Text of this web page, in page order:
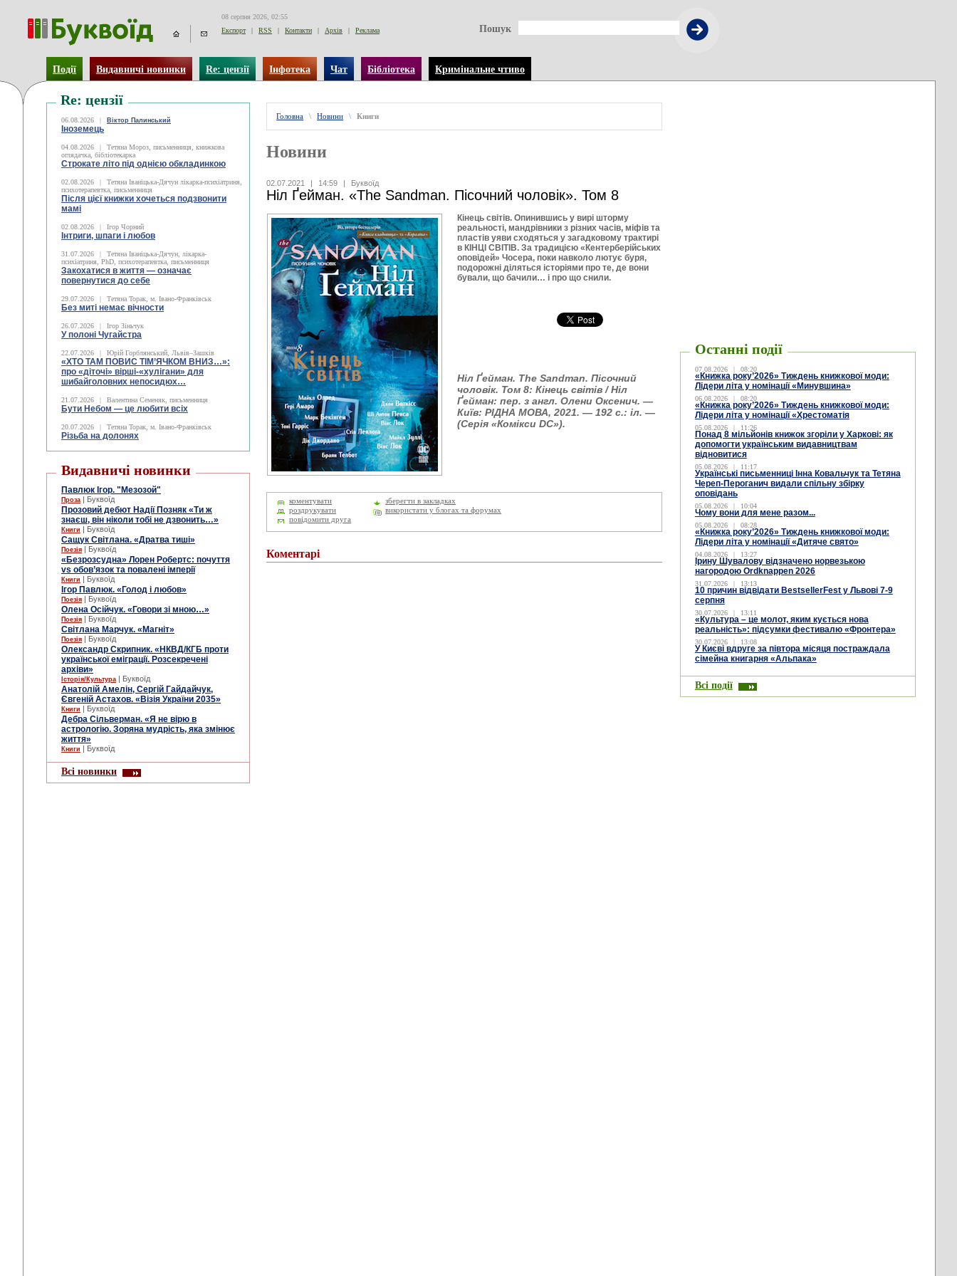
08 серпня 2026, 02:55
Експорт
| RSS | Контакти | Архів | Реклама Пошук
Події Видавничі новинки Re: цензії Інфотека Чат Бібліотека Кримінальне чтиво
Re: цензії
06.08.2026 | Віктор Палинський
Іноземець
04.08.2026 |
Тетяна Мороз, письменниця, книжкова
оглядачка, бібліотекарка
Строкате літо під однією обкладинкою
02.08.2026 |
Тетяна Іваніцька-Дячун лікарка-психіатриня,
психотерапевтка, письменниця
Після цієї книжки хочеться подзвонити
мамі
02.08.2026 | Ігор Чорний
Інтриги, шпаги і любов
31.07.2026 |
Тетяна Іваніцька-Дячун, лікарка-
психіатриня, PhD, психотерапевтка, письменниця
Закохатися в життя — означає
повернутися до себе
29.07.2026 | Тетяна Торак, м. Івано-Франківськ
Без миті немає вічности
26.07.2026 | Ігор Зіньчук
У полоні Чугайстра
22.07.2026 | Юрій Горблянський, Львів–Зашків
«ХТО ТАМ ПОВИС ТІМ’ЯЧКОМ ВНИЗ…»:
про «діточі» вірші-«хулігани» для
шибайголовних непосидюх…
21.07.2026 | Валентина Семеняк, письменниця
Бути Небом ― це любити всіх
20.07.2026 | Тетяна Торак, м. Івано-Франківськ
Різьба на долонях
Видавничі новинки
Павлюк Ігор. "Мезозой"
Проза | Буквоїд
Прозовий дебют Надії Позняк «Ти ж
знаєш, він ніколи тобі не дзвонить…»
Книги | Буквоїд
Сащук Світлана. «Дратва тиші»
Поезія | Буквоїд
«Безрозсудна» Лорен Робертс: почуття
vs обов’язок та повалені імперії
Книги | Буквоїд
Ігор Павлюк. «Голод і любов»
Поезія | Буквоїд
Олена Осійчук. «Говори зі мною…»
Поезія | Буквоїд
Світлана Марчук. «Магніт»
Поезія | Буквоїд
Олександр Скрипник. «НКВД/КГБ проти
української еміграції. Розсекречені
архіви»
Історія/Культура | Буквоїд
Анатолій Амелін, Сергій Гайдайчук,
Євгеній Астахов. «Візія України 2035»
Книги | Буквоїд
Дебра Сільверман. «Я не вірю в
астрологію. Зоряна мудрість, яка змінює
життя»
Книги | Буквоїд
Всі новинки
Головна \ Новини \ Книги
Новини
02.07.2021 | 14:59 | Буквоїд
Ніл Ґейман. «The Sandman. Пісочний чоловік». Том 8
Кінець світів. Опинившись у вирі шторму
реальності, мандрівники з різних часів, міфів та
пластів уяви сходяться у загадковому трактирі
в КІНЦІ СВІТІВ. За традицією «Кентерберійських
оповідей» Чосера, поки навколо лютує буря,
подорожні діляться історіями про те, де вони
бували, що бачили… і про що снили.
Ніл Ґейман. The Sandman. Пісочний
чоловік. Том 8: Кінець світів / Ніл
Ґейман: пер. з англ. Олени Оксенич. —
Київ: РІДНА МОВА, 2021. — 192 с.: іл. —
(Серія «Комікси DC»).
коментувати
зберегти в закладках
роздрукувати
використати у блогах та форумах
повідомити друга
Коментарі
Останні події
07.08.2026 | 08:20
«Книжка року’2026» Тиждень книжкової моди:
Лідери літа у номінації «Минувшина»
06.08.2026 | 08:20
«Книжка року’2026» Тиждень книжкової моди:
Лідери літа у номінації «Хрестоматія
05.08.2026 | 11:26
Понад 8 мільйонів книжок згоріли у Харкові: як
допомогти українським видавництвам
відновитися
05.08.2026 | 11:17
Українські письменниці Інна Ковальчук та Тетяна
Череп-Пероганич видали спільну збірку
оповідань
05.08.2026 | 10:04
Чому вони для мене разом...
05.08.2026 | 08:28
«Книжка року’2026» Тиждень книжкової моди:
Лідери літа у номінації «Дитяче свято»
04.08.2026 | 13:27
Ірину Шувалову відзначено норвезькою
нагородою Ordknappen 2026
31.07.2026 | 13:13
10 причин відвідати BestsellerFest у Львові 7-9
серпня
30.07.2026 | 13:11
«Культура – це молот, яким кується нова
реальність»: підсумки фестивалю «Фронтера»
30.07.2026 | 13:08
У Києві вдруге за півтора місяця постраждала
сімейна книгарня «Альпака»
Всі події